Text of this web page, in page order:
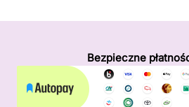
Bezpieczne